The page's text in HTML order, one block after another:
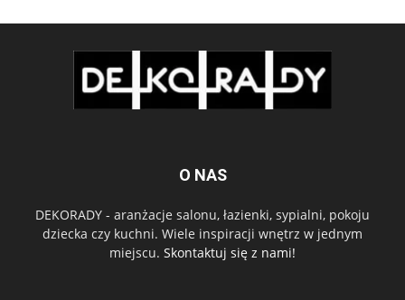
O NAS
DEKORADY - aranżacje salonu, łazienki, sypialni, pokoju
dziecka czy kuchni. Wiele inspiracji wnętrz w jednym
miejscu. Skontaktuj się z nami!